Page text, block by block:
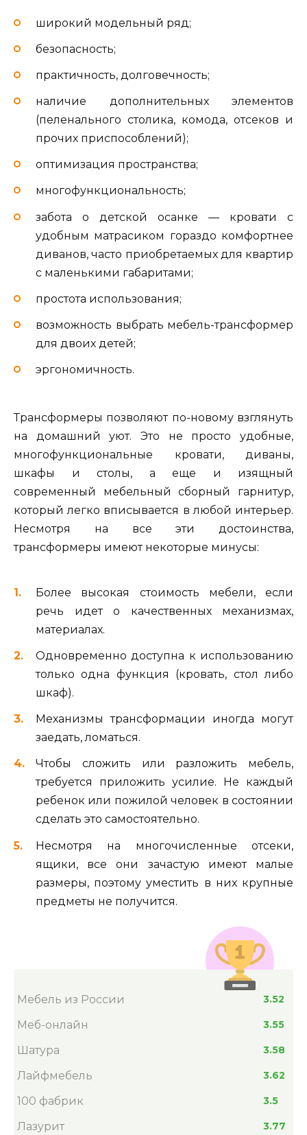
широкий модельный ряд;
безопасность;
практичность, долговечность;
наличие дополнительных элементов
(пеленального столика, комода, отсеков и
прочих приспособлений);
оптимизация пространства;
многофункциональность;
забота о детской осанке — кровати с
удобным матрасиком гораздо комфортнее
диванов, часто приобретаемых для квартир
с маленькими габаритами;
простота использования;
возможность выбрать мебель-трансформер
для двоих детей;
эргономичность.
Трансформеры позволяют по-новому взглянуть
на домашний уют. Это не просто удобные,
многофункциональные кровати, диваны,
шкафы и столы, а еще и изящный
современный мебельный сборный гарнитур,
который легко вписывается в любой интерьер.
Несмотря на все эти достоинства,
трансформеры имеют некоторые минусы:
Более высокая стоимость мебели, если
речь идет о качественных механизмах,
материалах.
Одновременно доступна к использованию
только одна функция (кровать, стол либо
шкаф).
Механизмы трансформации иногда могут
заедать, ломаться.
Чтобы сложить или разложить мебель,
требуется приложить усилие. Не каждый
ребенок или пожилой человек в состоянии
сделать это самостоятельно.
Несмотря на многочисленные отсеки,
ящики, все они зачастую имеют малые
размеры, поэтому уместить в них крупные
предметы не получится.
Мебель из России 3.52
Меб-онлайн 3.55
Шатура 3.58
Лайфмебель 3.62
100 фабрик 3.5
Лазурит 3.77